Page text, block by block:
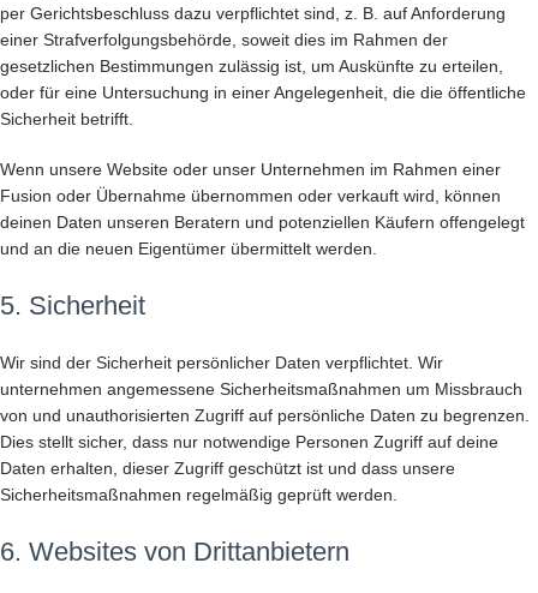
per Gerichtsbeschluss dazu verpflichtet sind, z. B. auf Anforderung
einer Strafverfolgungsbehörde, soweit dies im Rahmen der
gesetzlichen Bestimmungen zulässig ist, um Auskünfte zu erteilen,
oder für eine Untersuchung in einer Angelegenheit, die die öffentliche
Sicherheit betrifft.
Wenn unsere Website oder unser Unternehmen im Rahmen einer
Fusion oder Übernahme übernommen oder verkauft wird, können
deinen Daten unseren Beratern und potenziellen Käufern offengelegt
und an die neuen Eigentümer übermittelt werden.
5. Sicherheit
Wir sind der Sicherheit persönlicher Daten verpflichtet. Wir
unternehmen angemessene Sicherheitsmaßnahmen um Missbrauch
von und unauthorisierten Zugriff auf persönliche Daten zu begrenzen.
Dies stellt sicher, dass nur notwendige Personen Zugriff auf deine
Daten erhalten, dieser Zugriff geschützt ist und dass unsere
Sicherheitsmaßnahmen regelmäßig geprüft werden.
6. Websites von Drittanbietern